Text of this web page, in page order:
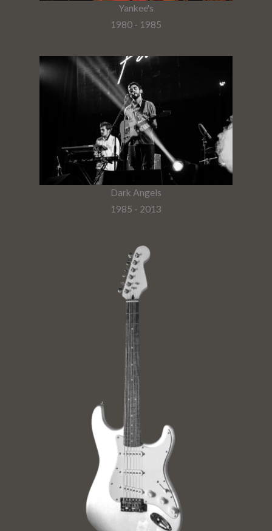
Yankee's
1980 - 1985
Dark Angels
1985 - 2013